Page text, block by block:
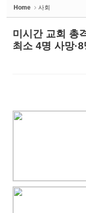
Home 사회
미시간 교회 총
최소 4명 사망